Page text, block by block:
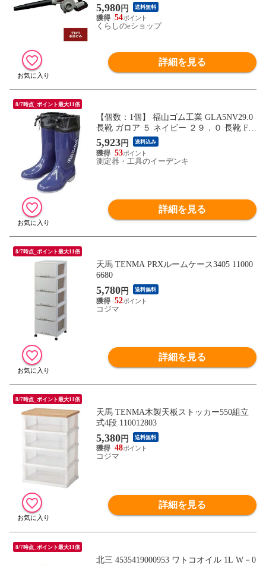
落ち葉 清掃 山善 YAMAZEN 【送料無料】
5,980円 送料無料
54
くらしのeショップ
詳細を見る
8/7時点_ポイント最大11倍
【個数：1個】 福山ゴム工業 GLA5NV29.0
長靴 ガロア ５ ネイビー ２９．０ 長靴 FR
C GLA5NV-29-0
5,923円 送料込み
53
測定器・工具のイーデンキ
詳細を見る
8/7時点_ポイント最大11倍
天馬 TENMA PRXルームケース3405 11000
6680
5,780円 送料無料
52
コジマ
詳細を見る
8/7時点_ポイント最大11倍
天馬 TENMA木製天板ストッカー550組立
式4段 110012803
5,380円 送料無料
48
コジマ
詳細を見る
8/7時点_ポイント最大11倍
北三 4535419000953 ワトコオイル 1L W－0